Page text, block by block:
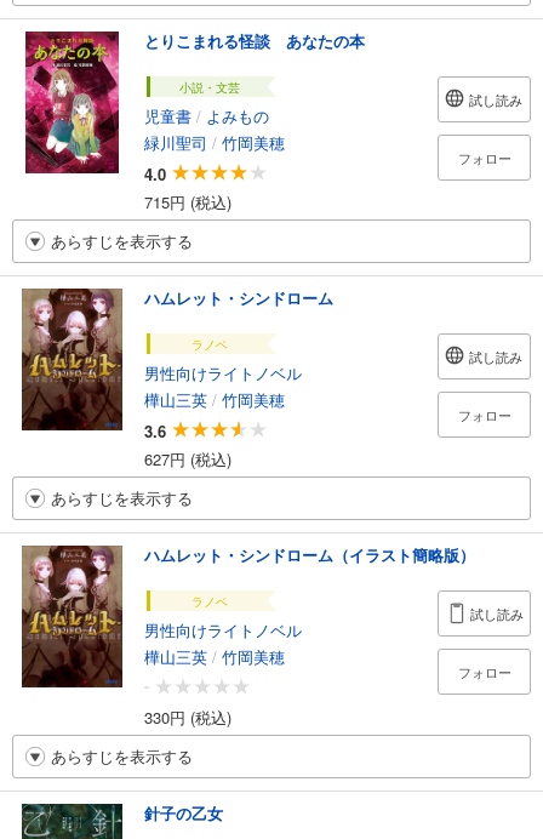
とりこまれる怪談 あなたの本
小説・文芸
児童書 / よみもの
緑川聖司 / 竹岡美穂
4.0
715円 (税込)
試し読み
フォロー
あらすじを表示する
ハムレット・シンドローム
ラノベ
男性向けライトノベル
樺山三英 / 竹岡美穂
3.6
627円 (税込)
試し読み
フォロー
あらすじを表示する
ハムレット・シンドローム（イラスト簡略版）
ラノベ
男性向けライトノベル
樺山三英 / 竹岡美穂
-
330円 (税込)
試し読み
フォロー
あらすじを表示する
針子の乙女